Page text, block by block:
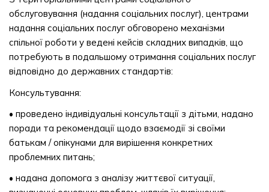
обслуговування (надання соціальних послуг), центрами
надання соціальних послуг обговорено механізми
спільної роботи у ведені кейсів складних випадків, що
потребують в подальшому отримання соціальних послуг
відповідно до державних стандартів:
Консультування:
• проведено індивідуальні консультації з дітьми, надано
поради та рекомендації щодо взаємодії зі своїми
батькам / опікунами для вирішення конкретних
проблемних питань;
• надана допомога з аналізу життєвої ситуації,